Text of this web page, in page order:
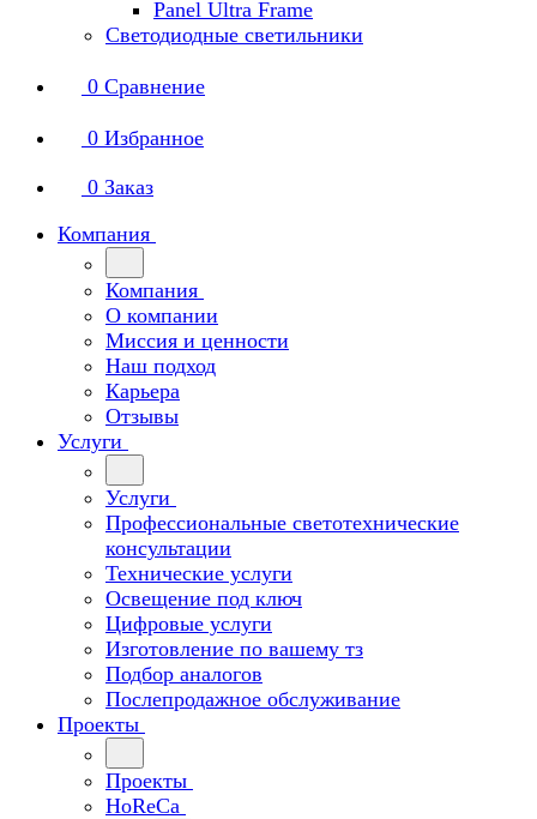
Panel Ultra Frame
Светодиодные светильники
0 Сравнение
0 Избранное
0 Заказ
Компания
Компания
О компании
Миссия и ценности
Наш подход
Карьера
Отзывы
Услуги
Услуги
Профессиональные светотехнические
консультации
Технические услуги
Освещение под ключ
Цифровые услуги
Изготовление по вашему тз
Подбор аналогов
Послепродажное обслуживание
Проекты
Проекты
HoReCa